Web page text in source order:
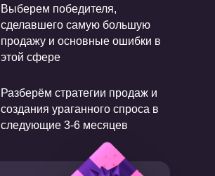
Выберем победителя,
сделавшего самую большую
продажу и основные ошибки в
этой сфере
Разберём стратегии продаж и
создания ураганного спроса в
следующие 3-6 месяцев